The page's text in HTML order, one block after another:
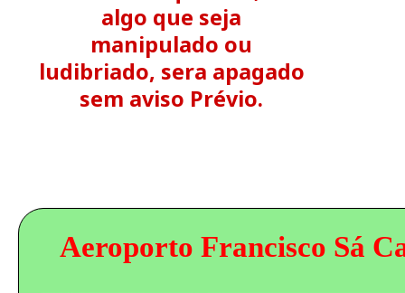
algo que seja
manipulado ou
ludibriado, sera apagado
sem aviso Prévio.
Aeroporto Francisco Sá